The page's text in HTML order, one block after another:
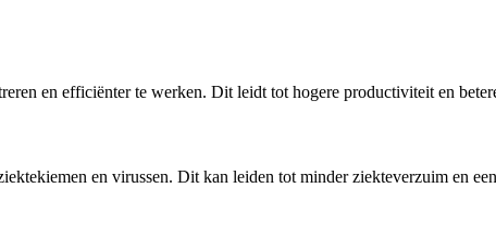
en efficiënter te werken. Dit leidt tot hogere productiviteit en
en virussen. Dit kan leiden tot minder ziekteverzuim en